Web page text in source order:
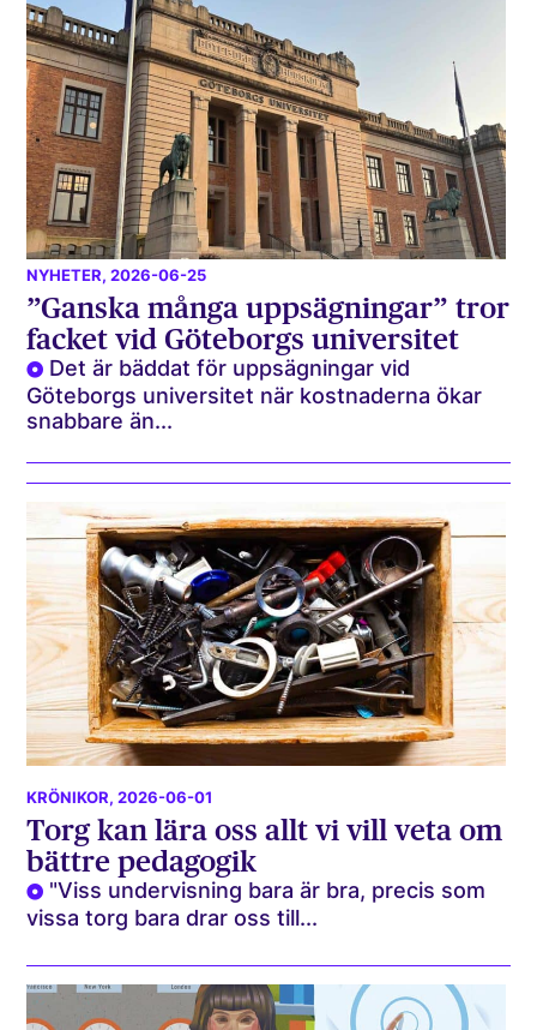
NYHETER, 2026-06-25
”Ganska många uppsägningar” tror
facket vid Göteborgs universitet
Det är bäddat för uppsägningar vid
Göteborgs universitet när kostnaderna ökar
snabbare än...
KRÖNIKOR, 2026-06-01
Torg kan lära oss allt vi vill veta om
bättre pedagogik
"Viss undervisning bara är bra, precis som
vissa torg bara drar oss till...